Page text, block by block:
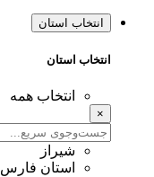
انتخاب استان
انتخاب استان
انتخاب همه
×
شیراز
استان فارس